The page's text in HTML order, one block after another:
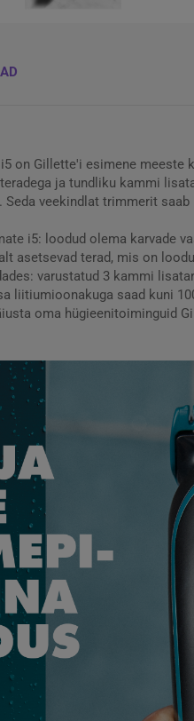
on Gillette'i esimene
ja tundliku kammi
Seda veekindlat trimmerit
i5: loodud olema karvade
asetsevad terad, mis on
varustatud 3 kammi
liitiumioonakuga saad kuni
oma hügieenitoiminguid